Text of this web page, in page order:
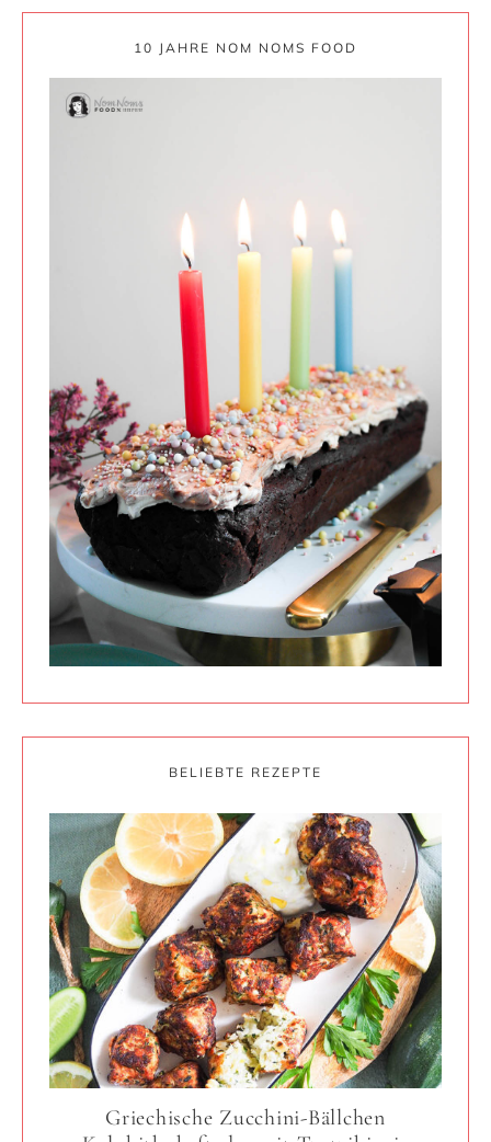
10 JAHRE NOM NOMS FOOD
BELIEBTE REZEPTE
Griechische Zucchini-Bällchen